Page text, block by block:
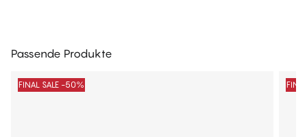
Passende Produkte
FINAL SALE -50%